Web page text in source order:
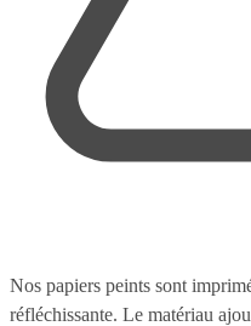
Nos papiers peints sont
réfléchissante. Le matériau